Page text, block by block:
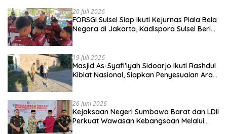
20 Juli 2026
FORSGI Sulsel Siap Ikuti Kejurnas Piala Bela
Negara di Jakarta, Kadispora Sulsel Beri
19 Juli 2026
Masjid As-Syafi’iyah Sidoarjo Ikuti Rashdul
Kiblat Nasional, Siapkan Penyesuaian Arah
26 Juni 2026
Kejaksaan Negeri Sumbawa Barat dan LDII
Perkuat Wawasan Kebangsaan Melalui